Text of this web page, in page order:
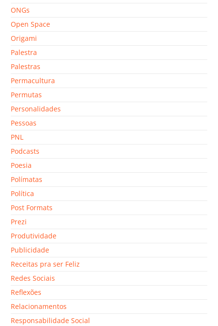
ONGs
Open Space
Origami
Palestra
Palestras
Permacultura
Permutas
Personalidades
Pessoas
PNL
Podcasts
Poesia
Polímatas
Política
Post Formats
Prezi
Produtividade
Publicidade
Receitas pra ser Feliz
Redes Sociais
Reflexões
Relacionamentos
Responsabilidade Social